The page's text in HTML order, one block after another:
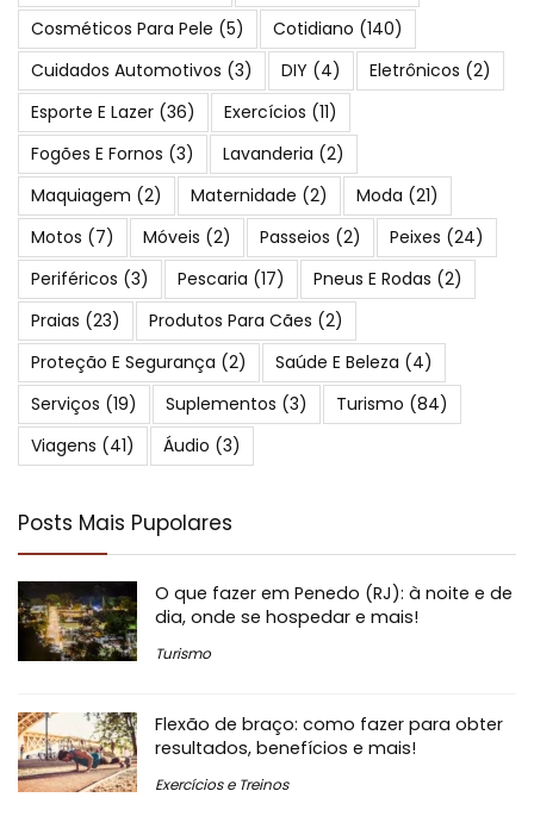
Cosméticos Para Pele (5) Cotidiano (140)
Cuidados Automotivos (3) DIY (4) Eletrônicos (2)
Esporte E Lazer (36) Exercícios (11)
Fogões E Fornos (3) Lavanderia (2)
Maquiagem (2) Maternidade (2) Moda (21)
Motos (7) Móveis (2) Passeios (2) Peixes (24)
Periféricos (3) Pescaria (17) Pneus E Rodas (2)
Praias (23) Produtos Para Cães (2)
Proteção E Segurança (2) Saúde E Beleza (4)
Serviços (19) Suplementos (3) Turismo (84)
Viagens (41) Áudio (3)
Posts Mais Pupolares
O que fazer em Penedo (RJ): à noite e de
dia, onde se hospedar e mais!
Turismo
Flexão de braço: como fazer para obter
resultados, benefícios e mais!
Exercícios e Treinos